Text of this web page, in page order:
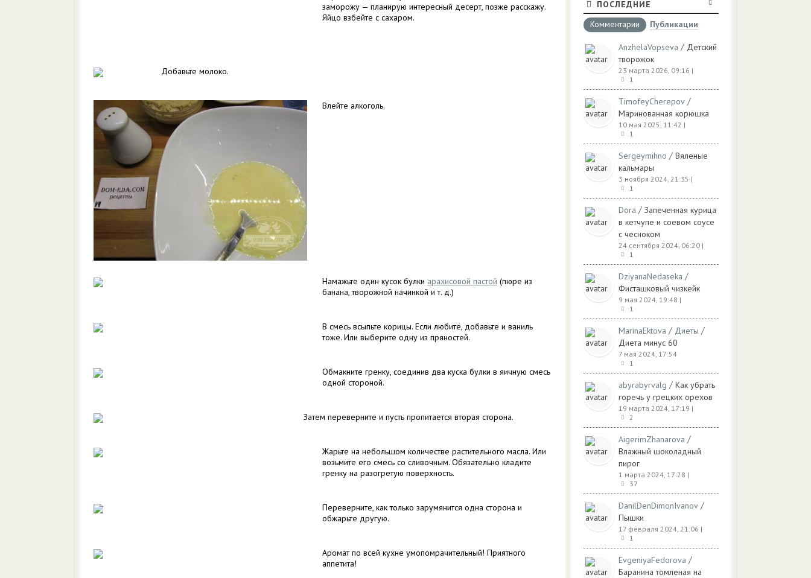
заморожу — планирую интересный десерт, позже расскажу.
Яйцо взбейте с сахаром.
Добавьте молоко.
Влейте алкоголь.
Намажьте один кусок булки арахисовой пастой (пюре из
банана, творожной начинкой и т. д.)
В смесь всыпьте корицы. Если любите, добавьте и ваниль
тоже. Или выберите одну из пряностей.
Обмакните гренку, соединив два куска булки в яичную смесь
одной стороной.
Затем переверните и пусть пропитается вторая сторона.
Жарьте на небольшом количестве растительного масла. Или
возьмите его смесь со сливочным. Обязательно кладите
гренку на разогретую поверхность.
Переверните, как только зарумянится одна сторона и
обжарьте другую.
Аромат по всей кухне умопомрачительный! Приятного
аппетита!
ПОСЛЕДНИЕ
Комментарии
Публикации
AnzhelaVopseva / Детский
творожок
23 марта 2026, 09:16 |
1
TimofeyCherepov /
Маринованная корюшка
10 мая 2025, 11:42 |
1
Sergeymihno / Вяленые
кальмары
3 ноября 2024, 21:35 |
1
Dora / Запеченная курица
в кетчупе и соевом соусе
с чесноком
24 сентября 2024, 06:20 |
1
DziyanaNedaseka /
Фисташковый чизкейк
9 мая 2024, 19:48 |
1
MarinaEktova / Диеты /
Диета минус 60
7 мая 2024, 17:54
1
abyrabyrvalg / Как убрать
горечь у грецких орехов
19 марта 2024, 17:19 |
2
AigerimZhanarova /
Влажный шоколадный
пирог
1 марта 2024, 17:28 |
37
DanilDenDimonIvanov /
Пышки
17 февраля 2024, 21:06 |
1
EvgeniyaFedorova /
Баранина томленая на